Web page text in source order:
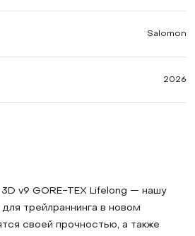
Salomon
2026
v9 GORE-TEX Lifelong — нашу
трейлраннинга в новом
своей прочностью, а также